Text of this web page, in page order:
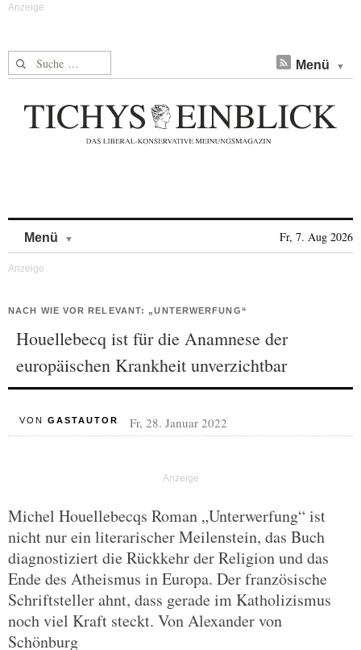
Suche nach: Menü
Menü Fr, 7. Aug 2026
NACH WIE VOR RELEVANT: „UNTERWERFUNG“
Houellebecq ist für die Anamnese der
europäischen Krankheit unverzichtbar
VON GASTAUTOR Fr, 28. Januar 2022
Michel Houellebecqs Roman „Unterwerfung“ ist
nicht nur ein literarischer Meilenstein, das Buch
diagnostiziert die Rückkehr der Religion und das
Ende des Atheismus in Europa. Der französische
Schriftsteller ahnt, dass gerade im Katholizismus
noch viel Kraft steckt. Von Alexander von
Schönburg